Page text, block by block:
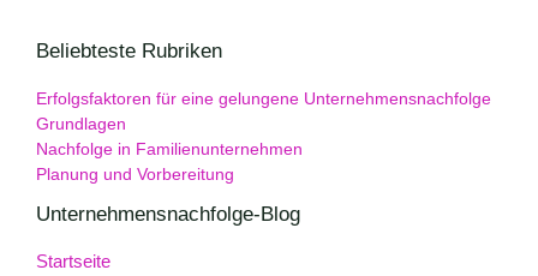
Beliebteste Rubriken
Erfolgsfaktoren für eine gelungene Unternehmensnachfolge
Grundlagen
Nachfolge in Familienunternehmen
Planung und Vorbereitung
Unternehmensnachfolge-Blog
Startseite